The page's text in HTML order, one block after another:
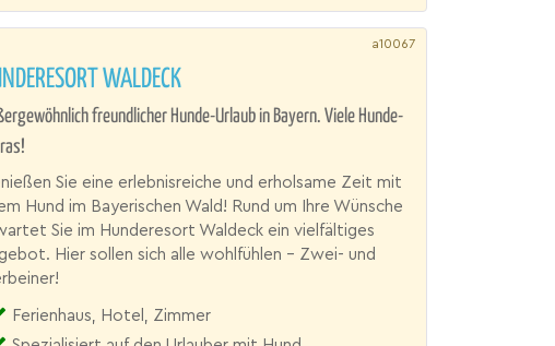
a10067
WALDECK
freundlicher Hunde-Urlaub in Bayern. Viele Hunde-
Sie eine erlebnisreiche und erholsame Zeit mit
Hund im Bayerischen Wald! Rund um Ihre Wünsche
Sie im Hunderesort Waldeck ein vielfältiges
Hier sollen sich alle wohlfühlen – Zwei- und
Ferienhaus, Hotel, Zimmer